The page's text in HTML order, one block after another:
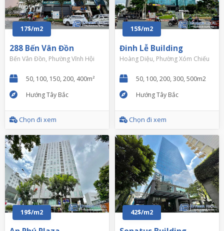
17$/m2
288 Bến Vân Đồn
Bến Vân Đồn, Phường Vĩnh Hội
50, 100, 150, 200, 400m²
Hướng Tây Bắc
Chọn đi xem
15$/m2
Đinh Lễ Building
Hoàng Diệu, Phường Xóm Chiếu
50, 100, 200, 300, 500m2
Hướng Tây Bắc
Chọn đi xem
19$/m2 42$/m2